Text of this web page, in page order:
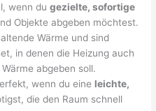
wenn dugezielte, sofortige
Objekte abgeben möchtest.
Wärme und sind
in denen die Heizung auch
abgeben soll.
wenn du eine leichte,
die den Raum schnell